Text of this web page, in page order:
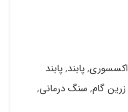
اکسسوری,پابند,پابند
زرین گام, سنگ درمانی,